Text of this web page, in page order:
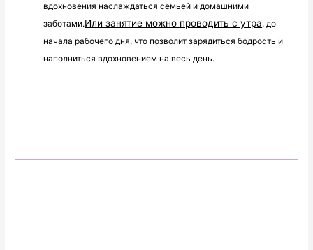
вдохновения наслаждаться семьей и домашними
заботами.Или занятие можно проводить с утра, до
начала рабочего дня, что позволит зарядиться бодрость и
наполниться вдохновением на весь день.